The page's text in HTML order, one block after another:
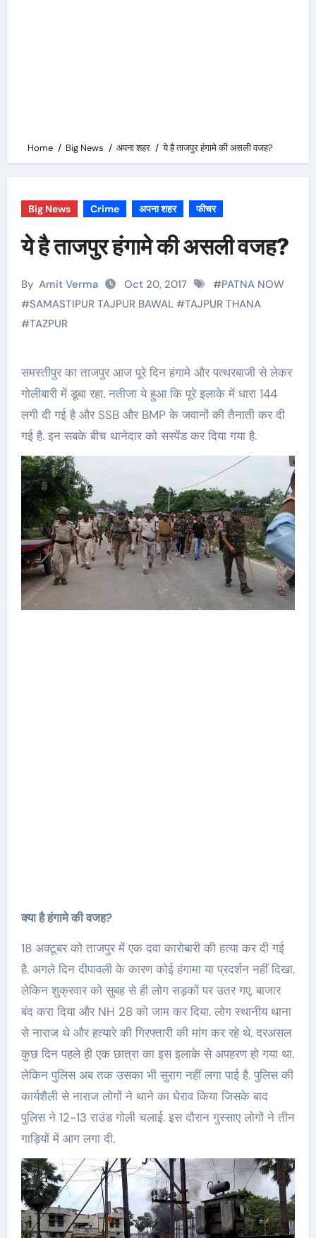
Home Big News अपना शहर ये है ताजपुर हंगामे की असली वजह?
Big News Crime अपना शहर फीचर
ये है ताजपुर हंगामे की असली वजह?
By Amit Verma Oct 20, 2017 #PATNA NOW
#SAMASTIPUR TAJPUR BAWAL#TAJPUR THANA
#TAZPUR
समस्तीपुर का ताजपुर आज पूरे दिन हंगामे और पत्थरबाजी से लेकर
गोलीबारी में डूबा रहा. नतीजा ये हुआ कि पूरे इलाके में धारा 144
लगी दी गई है और SSB और BMP के जवानों की तैनाती कर दी
गई है. इन सबके बीच थानेदार को सस्पेंड कर दिया गया है.
क्या है हंगामे की वजह?
18 अक्टूबर को ताजपुर में एक दवा कारोबारी की हत्या कर दी गई
है. अगले दिन दीपावली के कारण कोई हंगामा या प्रदर्शन नहीं दिखा.
लेकिन शुक्रवार को सुबह से ही लोग सड़कों पर उतर गए, बाजार
बंद करा दिया और NH 28 को जाम कर दिया. लोग स्थानीय थाना
से नाराज थे और हत्यारे की गिरफ्तारी की मांग कर रहे थे. दरअसल
कुछ दिन पहले ही एक छात्रा का इस इलाके से अपहरण हो गया था.
लेकिन पुलिस अब तक उसका भी सुराग नहीं लगा पाई है. पुलिस की
कार्यशैली से नाराज लोगों ने थाने का घेराव किया जिसके बाद
पुलिस ने 12-13 राउंड गोली चलाई. इस दौरान गुस्साए लोगों ने तीन
गाड़ियों में आग लगा दी.